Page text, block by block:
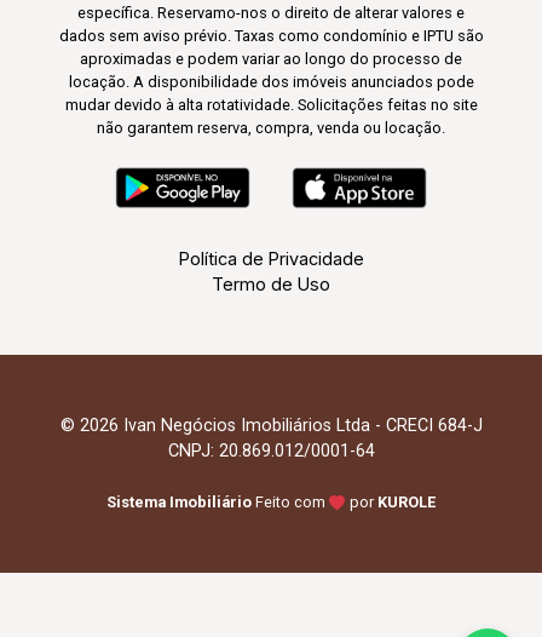
específica. Reservamo-nos o direito de alterar valores e
dados sem aviso prévio. Taxas como condomínio e IPTU são
aproximadas e podem variar ao longo do processo de
locação. A disponibilidade dos imóveis anunciados pode
mudar devido à alta rotatividade. Solicitações feitas no site
não garantem reserva, compra, venda ou locação.
Política de Privacidade
Termo de Uso
© 2026 Ivan Negócios Imobiliários Ltda - CRECI 684-J
CNPJ: 20.869.012/0001-64
Sistema Imobiliário Feito com por KUROLE